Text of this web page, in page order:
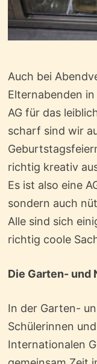
Auch bei
Elternabenden
AG für das
scharf sind wir
richtig kreativ
Es ist also eine
sondern auch
Alle sind sich
richtig coole
Die Garten- und
In der Garten-
Schülerinnen
Internationalen